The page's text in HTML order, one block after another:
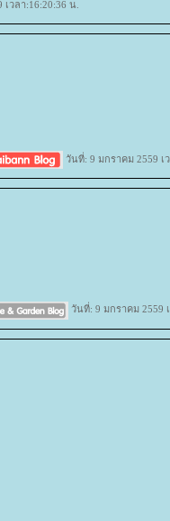
วลา:16:20:36 น.
วันที่: 9 มกราคม 2559 เ
วันที่: 9 มกราคม 2559